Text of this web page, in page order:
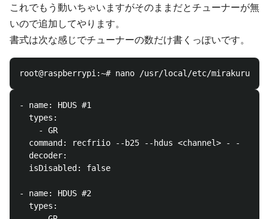
これでもう動いちゃいますがそのままだとチューナーが無
いので追加してやります。
書式は次な感じでチューナーの数だけ書くっぽいです。
- name: HDUS #1
  types:
    - GR
  command: recfriio --b25 --hdus <channel> - -
  decoder:
  isDisabled: false
- name: HDUS #2
  types: